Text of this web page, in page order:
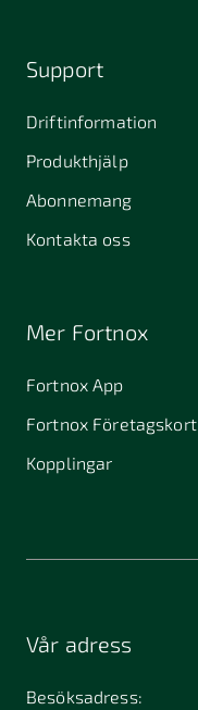
Support
Driftinformation
Produkthjälp
Abonnemang
Kontakta oss
Mer Fortnox
Fortnox App
Fortnox Företagskort
Kopplingar
Vår adress
Besöksadress: